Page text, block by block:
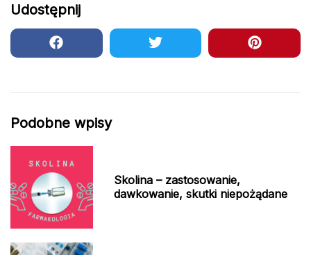
Udostępnij
Podobne wpisy
Skolina – zastosowanie,
dawkowanie, skutki niepożądane